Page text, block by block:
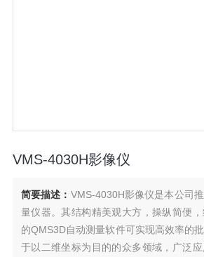
VMS-4030H影像仪
简要描述： VMS-4030H影像仪是本公司
量仪器。其结构精美观大方，操纵简便
的QMS3D自动测量软件可实现高效率的
于以二维坐标为目的的众多领域，广泛